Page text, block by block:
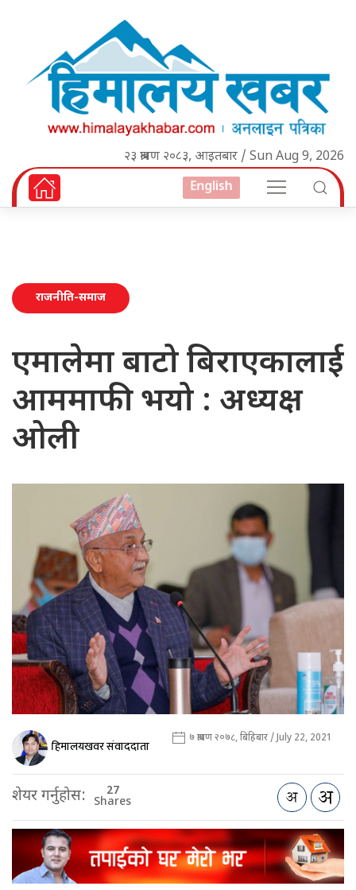
२३ श्रावण २०८३, आइतबार / Sun Aug 9, 2026
English
राजनीति-समाज
एमालेमा बाटो बिराएकालाई
आममाफी भयो : अध्यक्ष
ओली
हिमालयखवर संवाददाता ७ श्रावण २०७८, बिहिबार / July 22, 2021
शेयर गर्नुहोस: 27
Shares